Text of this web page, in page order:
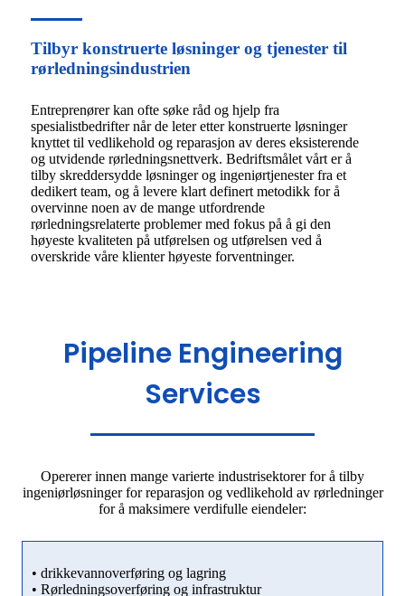
Tilbyr konstruerte løsninger og tjenester til
rørledningsindustrien
Entreprenører kan ofte søke råd og hjelp fra
spesialistbedrifter når de leter etter konstruerte løsninger
knyttet til vedlikehold og reparasjon av deres eksisterende
og utvidende rørledningsnettverk. Bedriftsmålet vårt er å
tilby skreddersydde løsninger og ingeniørtjenester fra et
dedikert team, og å levere klart definert metodikk for å
overvinne noen av de mange utfordrende
rørledningsrelaterte problemer med fokus på å gi den
høyeste kvaliteten på utførelsen og utførelsen ved å
overskride våre klienter høyeste forventninger.
Pipeline Engineering
Services
Opererer innen mange varierte industrisektorer for å tilby
ingeniørløsninger for reparasjon og vedlikehold av rørledninger
for å maksimere verdifulle eiendeler:
• drikkevannoverføring og lagring
• Rørledningsoverføring og infrastruktur